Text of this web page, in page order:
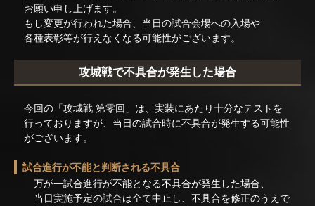
お願い申し上げます。
もし変更が行われた場合、当日の試合会場への入場や
各種表彰等が行えなくなる可能性がございます。
攻城戦で不具合が発生した場合
今回の「攻城戦 第零回」は、実装にあたり十分なテストを
行っておりますが、当日の試合時に不具合が発生する可能性
がございます。
試合進行が不能と判断される不具合
万が一試合進行が不能となる不具合が発生した場合、
当日実施予定の試合は全て中止し、不具合を修正のうえで